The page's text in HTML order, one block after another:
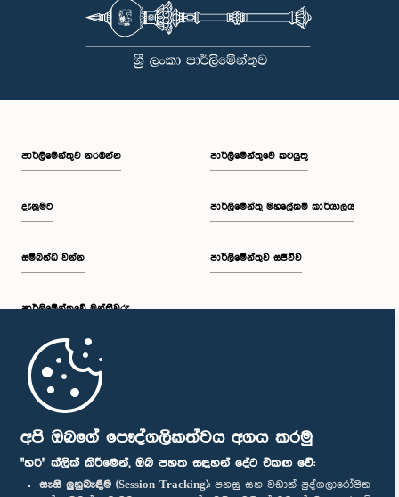
අපි ඔබගේ පෞද්ගලිකත්වය අගය කරමු
"හරි" ක්ලික් කිරීමෙන්, ඔබ පහත සඳහන් දේට එකඟ වේ:
සැසි ලුහුබැඳීම (Session Tracking): පහසු සහ වඩාත් පුද්ගලාරෝපිත
පාර්ලි‌මේන්තුව නරඹන්න
දැනුමට
සම්බන්ධ වන්න
පාර්ලි‌මේන්තුවේ මන්ත්‍රීවරු
මුල් පිටුව
පාර්ලිමේන්තුවේ කටයුතු
පාර්ලිමේන්තු මහලේකම් කාර්යාලය
පාර්ලිමේන්තුව සජීවීව
පාර්ලිමේන්තු ජංගම යෙදුම